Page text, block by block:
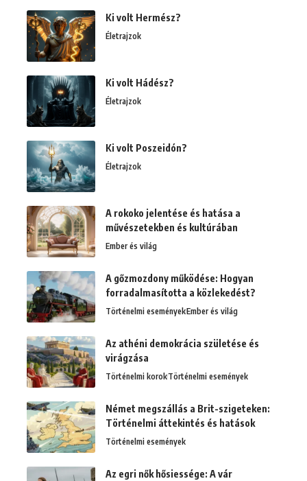
Ki volt Hermész?
Életrajzok
Ki volt Hádész?
Életrajzok
Ki volt Poszeidón?
Életrajzok
A rokoko jelentése és hatása a
művészetekben és kultúrában
Ember és világ
A gőzmozdony működése: Hogyan
forradalmasította a közlekedést?
Történelmi eseményekEmber és világ
Az athéni demokrácia születése és
virágzása
Történelmi korokTörténelmi események
Német megszállás a Brit-szigeteken:
Történelmi áttekintés és hatások
Történelmi események
Az egri nők hősiessége: A vár